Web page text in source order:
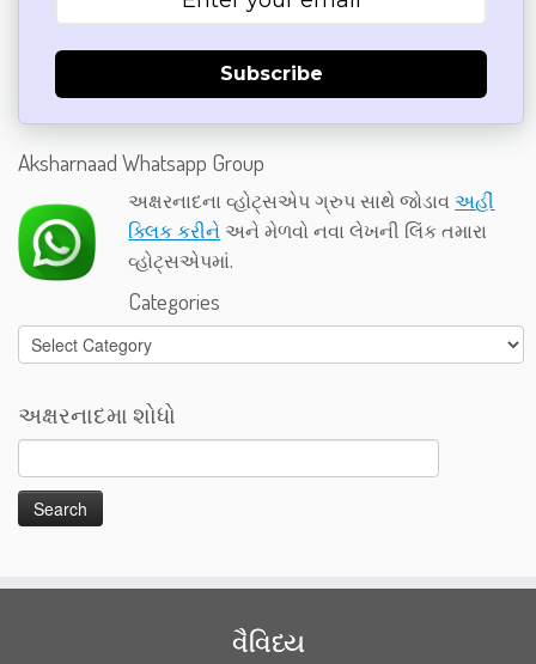
Subscribe
Aksharnaad Whatsapp Group
અક્ષરનાદના વ્હોટ્સએપ ગ્રુપ સાથે જોડાવઅહીં
ક્લિક કરીને અને મેળવો નવા લેખની લિંક તમારા
વ્હોટ્સએપમાં.
Categories
Categories
અક્ષરનાદમા શોધો
વૈવિધ્ય